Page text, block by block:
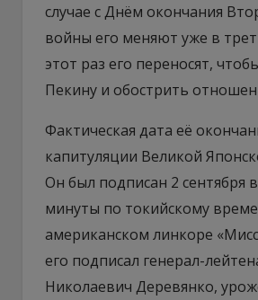
случае с Днём окончания
войны его меняют уже в
этот раз его переносят,
Пекину и обострить
Фактическая дата её
капитуляции Великой
Он был подписан 2 сентября
минуты по токийскому
американском линкоре
его подписал генерал-
Николаевич Деревянко,